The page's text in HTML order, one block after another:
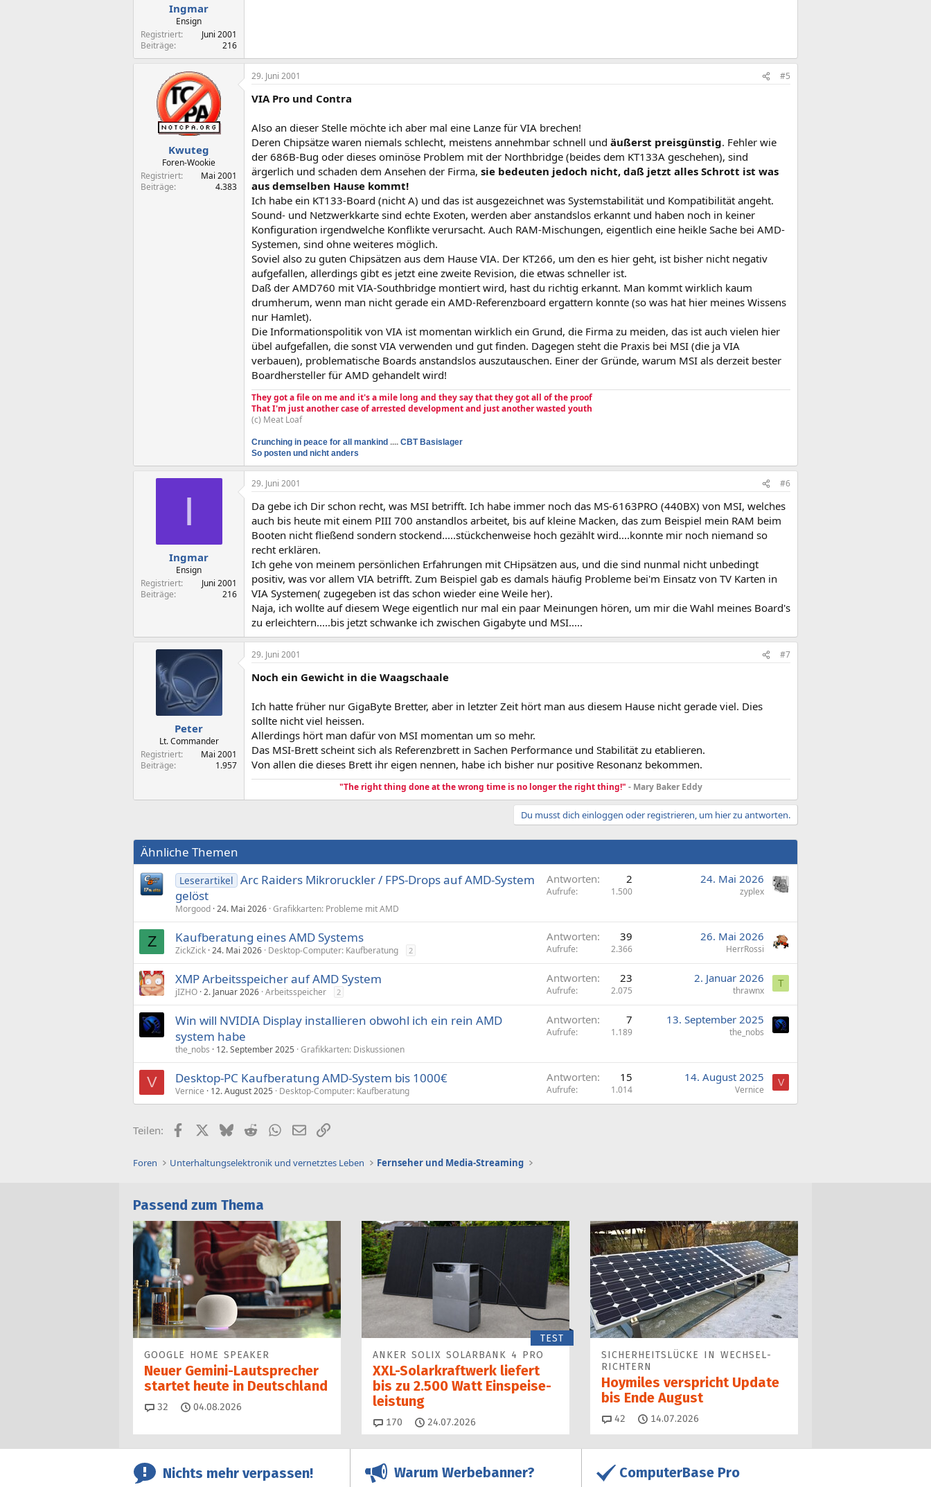
Ingmar
Ensign
Registriert
Juni 2001
Beiträge
216
Kwuteg
Foren-Wookie
Registriert
Mai 2001
Beiträge
4.383
29. Juni 2001 #5
VIA Pro und Contra
Also an dieser Stelle möchte ich aber mal eine Lanze für VIA brechen!
Deren Chipsätze waren niemals schlecht, meistens annehmbar schnell und äußerst preisgünstig. Fehler wie
der 686B-Bug oder dieses ominöse Problem mit der Northbridge (beides dem KT133A geschehen), sind
ärgerlich und schaden dem Ansehen der Firma, sie bedeuten jedoch nicht, daß jetzt alles Schrott ist was
aus demselben Hause kommt!
Ich habe ein KT133-Board (nicht A) und das ist ausgezeichnet was Systemstabilität und Kompatibilität angeht.
Sound- und Netzwerkkarte sind echte Exoten, werden aber anstandslos erkannt und haben noch in keiner
Konfiguration irgendwelche Konflikte verursacht. Auch RAM-Mischungen, eigentlich eine heikle Sache bei AMD-
Systemen, sind ohne weiteres möglich.
Soviel also zu guten Chipsätzen aus dem Hause VIA. Der KT266, um den es hier geht, ist bisher nicht negativ
aufgefallen, allerdings gibt es jetzt eine zweite Revision, die etwas schneller ist.
Daß der AMD760 mit VIA-Southbridge montiert wird, hast du richtig erkannt. Man kommt wirklich kaum
drumherum, wenn man nicht gerade ein AMD-Referenzboard ergattern konnte (so was hat hier meines Wissens
nur Hamlet).
Die Informationspolitik von VIA ist momentan wirklich ein Grund, die Firma zu meiden, das ist auch vielen hier
übel aufgefallen, die sonst VIA verwenden und gut finden. Dagegen steht die Praxis bei MSI (die ja VIA
verbauen), problematische Boards anstandslos auszutauschen. Einer der Gründe, warum MSI als derzeit bester
Boardhersteller für AMD gehandelt wird!
They got a file on me and it's a mile long and they say that they got all of the proof
That I'm just another case of arrested development and just another wasted youth
(c) Meat Loaf
Crunching in peace for all mankind .... CBT Basislager
So posten und nicht anders
I
Ingmar
Ensign
Registriert
Juni 2001
Beiträge
216
29. Juni 2001 #6
Da gebe ich Dir schon recht, was MSI betrifft. Ich habe immer noch das MS-6163PRO (440BX) von MSI, welches
auch bis heute mit einem PIII 700 anstandlos arbeitet, bis auf kleine Macken, das zum Beispiel mein RAM beim
Booten nicht fließend sondern stockend.....stückchenweise hoch gezählt wird....konnte mir noch niemand so
recht erklären.
Ich gehe von meinem persönlichen Erfahrungen mit CHipsätzen aus, und die sind nunmal nicht unbedingt
positiv, was vor allem VIA betrifft. Zum Beispiel gab es damals häufig Probleme bei'm Einsatz von TV Karten in
VIA Systemen( zugegeben ist das schon wieder eine Weile her).
Naja, ich wollte auf diesem Wege eigentlich nur mal ein paar Meinungen hören, um mir die Wahl meines Board's
zu erleichtern.....bis jetzt schwanke ich zwischen Gigabyte und MSI.....
Peter
Lt. Commander
Registriert
Mai 2001
Beiträge
1.957
29. Juni 2001 #7
Noch ein Gewicht in die Waagschaale
Ich hatte früher nur GigaByte Bretter, aber in letzter Zeit hört man aus diesem Hause nicht gerade viel. Dies
sollte nicht viel heissen.
Allerdings hört man dafür von MSI momentan um so mehr.
Das MSI-Brett scheint sich als Referenzbrett in Sachen Performance und Stabilität zu etablieren.
Von allen die dieses Brett ihr eigen nennen, habe ich bisher nur positive Resonanz bekommen.
"The right thing done at the wrong time is no longer the right thing!" - Mary Baker Eddy
Du musst dich einloggen oder registrieren, um hier zu antworten.
Ähnliche Themen
Leserartikel Arc Raiders Mikroruckler / FPS-Drops auf AMD-System
gelöst
Morgood 24. Mai 2026 Grafikkarten: Probleme mit AMD
Antworten 2
Aufrufe 1.500
24. Mai 2026
zyplex
Z Kaufberatung eines AMD Systems
ZickZick 24. Mai 2026 Desktop-Computer: Kaufberatung 2
Antworten 39
Aufrufe 2.366
26. Mai 2026
HerrRossi
XMP Arbeitsspeicher auf AMD System
jIZHO 2. Januar 2026 Arbeitsspeicher 2
Antworten 23
Aufrufe 2.075
2. Januar 2026
thrawnx
T
Win will NVIDIA Display installieren obwohl ich ein rein AMD
system habe
the_nobs 12. September 2025 Grafikkarten: Diskussionen
Antworten 7
Aufrufe 1.189
13. September 2025
the_nobs
V Desktop-PC Kaufberatung AMD-System bis 1000€
Vernice 12. August 2025 Desktop-Computer: Kaufberatung
Antworten 15
Aufrufe 1.014
14. August 2025
Vernice
V
Teilen: FacebookX (Twitter)
BlueskyRedditWhatsApp
E-MailLink
Foren Unterhaltungselektronik und vernetztes Leben Fernseher und Media-Streaming
Passend zum Thema
GOOGLE HOME SPEAKER
Neuer Gemini-Laut­spre­cher
startet heu­te in Deutschland
32 Kommentare
04.08.2026
TEST
ANKER SOLIX SOLARBANK 4 PRO
XXL-Solarkraftwerk liefert
bis zu 2.500 Watt Einspeise­
leistung
170 Kommentare
24.07.2026
SICHERHEITS­LÜCKE IN WECHSEL­
RICHTERN
Hoymiles verspricht Update
bis Ende August
42 Kommentare
14.07.2026
Nichts mehr verpassen! Warum Werbebanner? ComputerBase Pro